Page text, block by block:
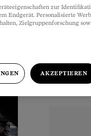
zur
Endgerät. Personalisierte
Zielgruppenforschung
AKZEPTIEREN